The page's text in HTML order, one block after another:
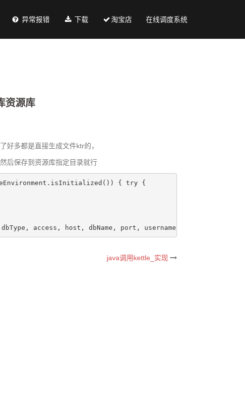
异常报错 下载 淘宝店 在线调度系统
资源库
好多都是直接生成文件ktr的，
后保存到资源库指定目录就行
{ try {
dbType, access, host, dbName, port, username, password);
java调用kettle_实现